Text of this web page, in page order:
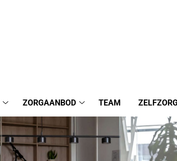
submenu
ZORGAANBOD
TEAM
ZELFZORG